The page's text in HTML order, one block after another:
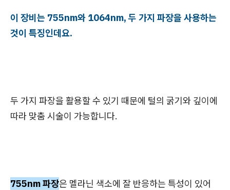
이 장비는 755nm와 1064nm, 두 가지 파장을 사용하는
것이 특징인데요.
두 가지 파장을 활용할 수 있기 때문에 털의 굵기와 깊이에
따라 맞춤 시술이 가능합니다.
755nm 파장은 멜라닌 색소에 잘 반응하는 특성이 있어